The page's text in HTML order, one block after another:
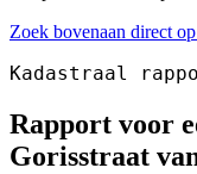
Zoek bovenaan direct
Kadastraal
Rapport voor
Gorisstraat